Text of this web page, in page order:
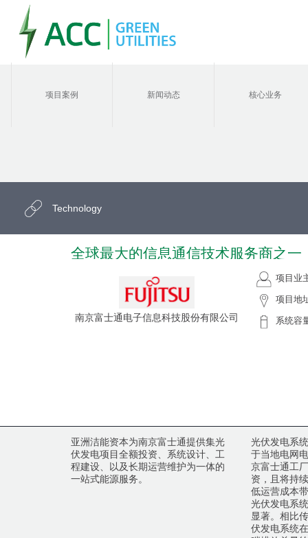
项目案例 新闻动态 核心业务
Technology
全球最大的信息通信技术服务商之一
南京富士通电子信息科技股份有限公司
项目业
项目地
系统容
亚洲洁能资本为南京富士通提供集光
伏发电项目全额投资、系统设计、工
程建设、以及长期运营维护为一体的
一站式能源服务。
光伏发电系
于当地电网
京富士通工
资，且将持
低运营成本
光伏发电系
显著。相比
伏发电系统